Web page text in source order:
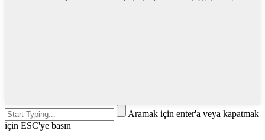
Aramak için enter'a veya kapatmak
için ESC'ye basın